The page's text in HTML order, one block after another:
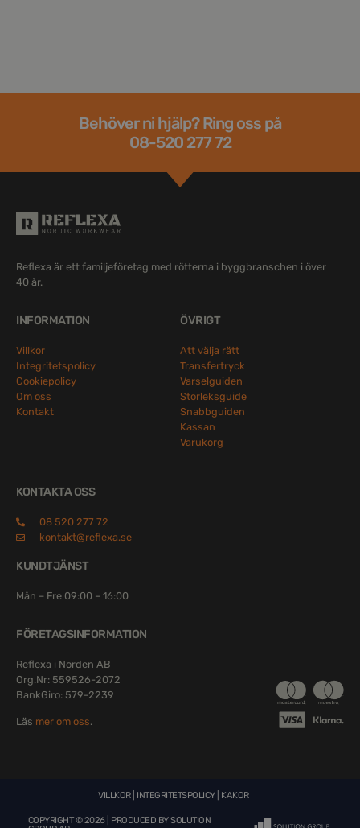
Behöver ni hjälp? Ring oss på
08-520 277 72
Reflexa är ett familjeföretag med rötterna i byggbranschen i över
40 år.
INFORMATION
Villkor
Integritetspolicy
Cookiepolicy
Om oss
Kontakt
ÖVRIGT
Att välja rätt
Transfertryck
Varselguiden
Storleksguide
Snabbguiden
Kassan
Varukorg
KONTAKTA OSS
08 520 277 72
kontakt@reflexa.se
KUNDTJÄNST
Mån – Fre 09:00 – 16:00
FÖRETAGSINFORMATION
Reflexa i Norden AB
Org.Nr: 559526-2072
BankGiro: 579-2239
Läs mer om oss.
VILLKOR| INTEGRITETSPOLICY| KAKOR
COPYRIGHT © 2026 | PRODUCED BYSOLUTION